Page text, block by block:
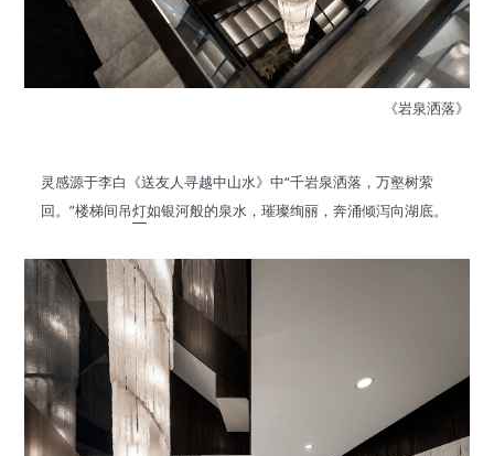
《岩泉洒落》
灵感源于李白《送友人寻越中山水》中“千岩泉洒落，万壑树萦
回。”楼梯间吊灯如银河般的泉水，璀璨绚丽，奔涌倾泻向湖底。